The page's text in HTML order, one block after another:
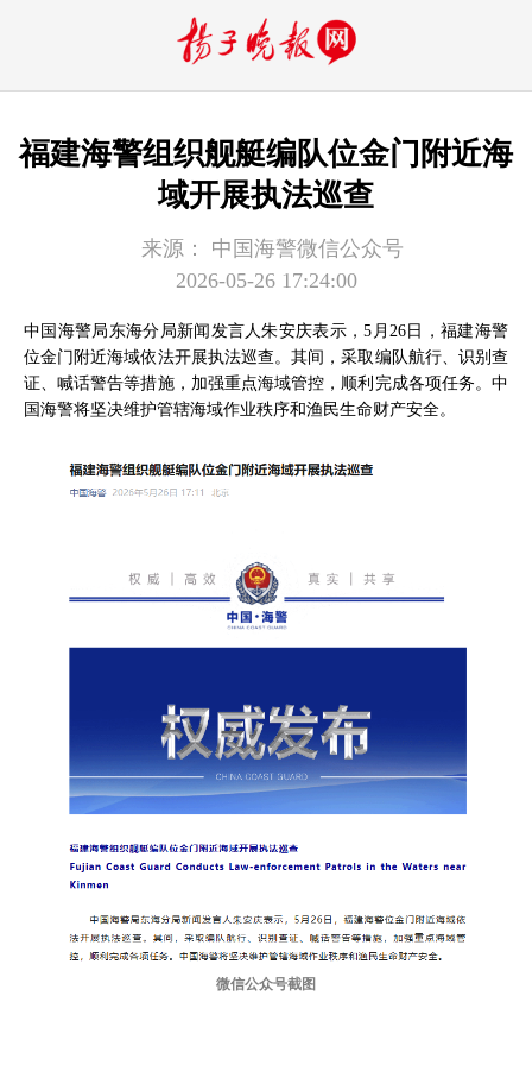
福建海警组织舰艇编队位金门附近海
域开展执法巡查
来源：
中国海警微信公众号
2026-05-26 17:24:00
中国海警局东海分局新闻发言人朱安庆表示，5月26日，福建海警
位金门附近海域依法开展执法巡查。其间，采取编队航行、识别查
证、喊话警告等措施，加强重点海域管控，顺利完成各项任务。中
国海警将坚决维护管辖海域作业秩序和渔民生命财产安全。
微信公众号截图